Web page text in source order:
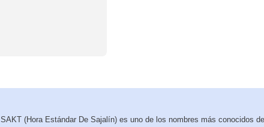
SAKT (Hora Estándar De Sajalín) es uno de los nombres más conocidos